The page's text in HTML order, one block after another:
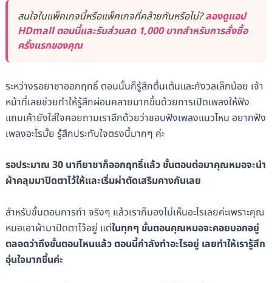
สนใจในแพ็คเกจนี้หรือแพ็คเกจที่คล้ายกันหรือไม่?ลองดูแอป
HDmall ตอนนี้และรับส่วนลด 1,000 บาทสำหรับการสั่งซื้อ
ครั้งแรกของคุณ
ระหว่างรอยาชาออกฤทธิ์ ตอนนั้นก็รู้สึกตื่นเต้นและกังวลเล็กน้อย เจ้า
หน้าที่เลยช่วยทำให้รู้สึกผ่อนคลายมากขึ้นด้วยการเปิดเพลงให้ฟัง
แถมเค้ายังใส่ใจคอยถามเราอีกด้วยว่าชอบฟังเพลงแนวไหน อยากฟัง
เพลงอะไรมั้ย รู้สึกประทับใจตรงนี้มากๆ ค่ะ
รอประมาณ 30 นาทียาชาก็ออกฤทธิ์แล้ว ขั้นตอนต่อมาคุณหมอจะนำ
ผ้าคลุมมาปิดตาไว้ให้และเริ่มผ่าตัดเสริมคางกันเลย
สำหรับขั้นตอนการทำ จริงๆ แล้วเราก็มองไม่เห็นอะไรเลยค่ะเพราะคุณ
หมอเอาผ้ามาปิดตาไว้อยู่ แต่ในทุกๆ ขั้นตอนคุณหมอจะคอยบอกอยู่
ตลอดว่าถึงขั้นตอนไหนแล้ว ตอนนี้กำลังทำอะไรอยู่ เลยทำให้เรารู้สึก
อุ่นใจมากขึ้นค่ะ